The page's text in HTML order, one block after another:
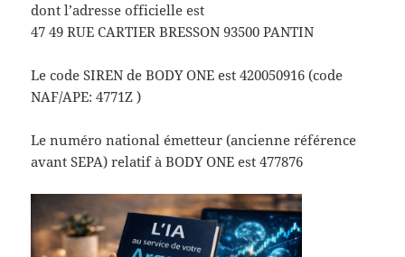
dont l’adresse officielle est
47 49 RUE CARTIER BRESSON 93500 PANTIN
Le code SIREN de BODY ONE est 420050916 (code
NAF/APE: 4771Z )
Le numéro national émetteur (ancienne référence
avant SEPA) relatif à BODY ONE est 477876